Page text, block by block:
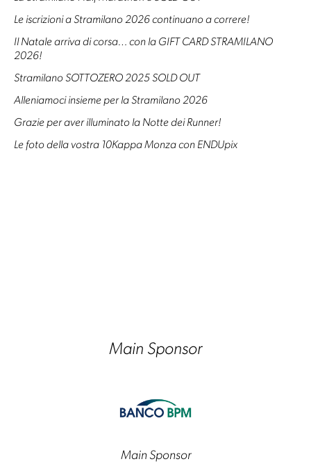
Le iscrizioni a Stramilano 2026 continuano a correre!
Il Natale arriva di corsa… con la GIFT CARD STRAMILANO
2026!
Stramilano SOTTOZERO 2025 SOLD OUT
Alleniamoci insieme per la Stramilano 2026
Grazie per aver illuminato la Notte dei Runner!
Le foto della vostra 10Kappa Monza con ENDUpix
Main Sponsor
Main Sponsor